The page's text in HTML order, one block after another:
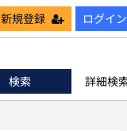
新規登録 ログイン
検索
詳細検